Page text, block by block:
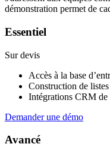
démonstration permet de
Essentiel
Sur devis
Accès à la base
Construction de
Intégrations CRM de
Demander une démo
Avancé